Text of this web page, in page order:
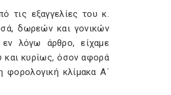
τις εξαγγελίες του κ.
δωρεών και γονικών
λόγω άρθρο, είχαμε
και κυρίως, όσον αφορά
κλίμακα Α΄